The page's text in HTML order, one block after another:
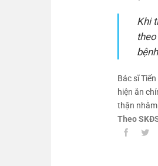
Khi
Bác sĩ
hiện ăn
thận
Theo